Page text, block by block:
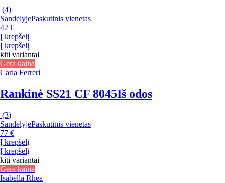
(4)
SandėlyjePaskutinis vienetas
42 €
Į krepšelį
Į krepšelį
kiti variantai
Gera kaina
Carla Ferreri
Rankinė SS21 CF 8045Iš odos
(3)
SandėlyjePaskutinis vienetas
77 €
Į krepšelį
Į krepšelį
kiti variantai
Gera kaina
Isabella Rhea